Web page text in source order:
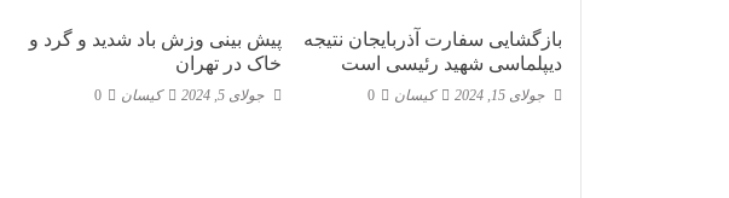
بازگشایی سفارت آذربایجان نتیجه
دیپلماسی شهید رئیسی است
جولای 15, 2024 کیسان 0
پیش بینی وزش باد شدید و گرد و
خاک در تهران
جولای 5, 2024 کیسان 0